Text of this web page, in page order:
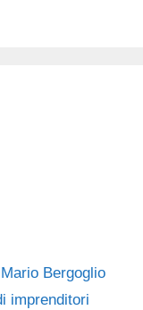
Bergoglio
imprenditori